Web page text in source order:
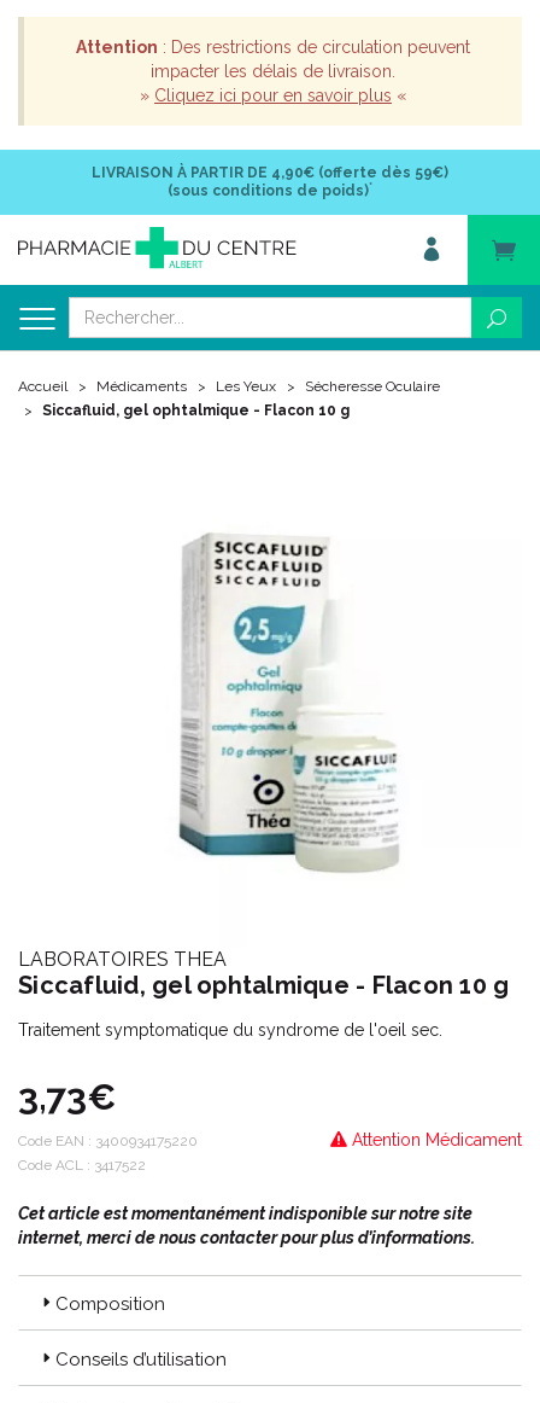
Attention : Des restrictions de circulation peuvent
impacter les délais de livraison.
» Cliquez ici pour en savoir plus «
LIVRAISON À PARTIR DE 4,90€ (offerte dès 59€)
(sous conditions de poids)*
Accueil Médicaments Les Yeux
Sécheresse Oculaire
Siccafluid, gel ophtalmique - Flacon 10 g
LABORATOIRES THEA
Siccafluid, gel ophtalmique - Flacon 10 g
Traitement symptomatique du syndrome de l'oeil sec.
3,73€
Attention Médicament
Code EAN : 3400934175220
Code ACL : 3417522
Cet article est momentanément indisponible sur notre site
internet, merci de nous contacter pour plus d’informations.
Composition
Conseils d’utilisation